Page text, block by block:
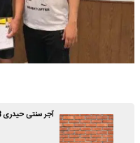
آجر سنتی حیدری 3 نسل در کنار ایرانیان